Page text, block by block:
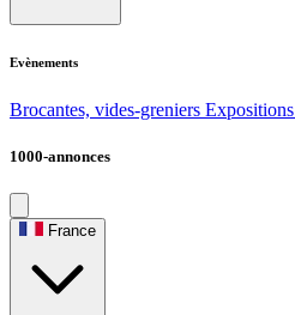
Evènements
Brocantes, vides-greniers Expositions
1000-annonces
France